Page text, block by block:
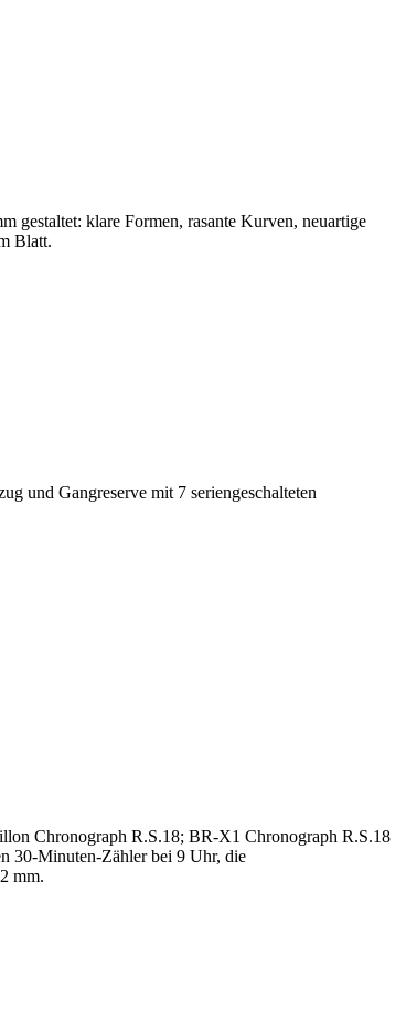
gestaltet: klare Formen, rasante Kurven, neuartige
Blatt.
und Gangreserve mit 7 seriengeschalteten
Chronograph R.S.18; BR-X1 Chronograph R.S.18
30-Minuten-Zähler bei 9 Uhr, die
mm.